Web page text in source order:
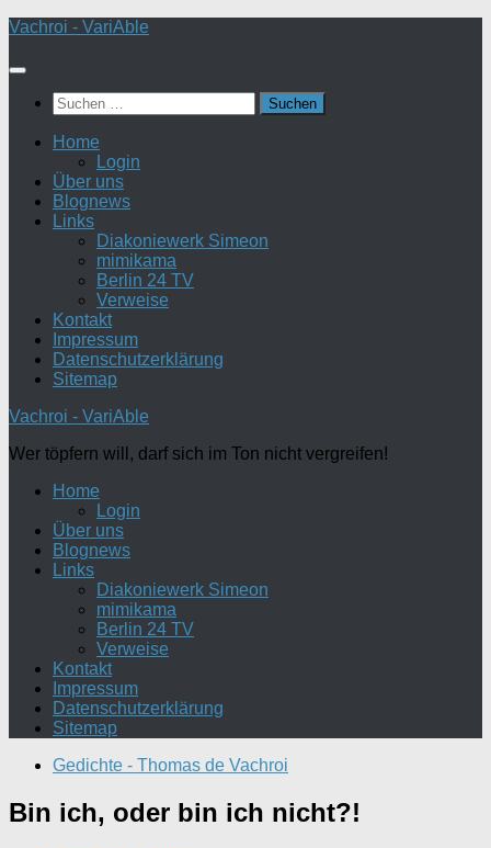
Zum
springen
Vachroi - VariAble
Suchen
nach:
Home
Login
Über uns
Blognews
Links
Diakoniewerk Simeon
mimikama
Berlin 24 TV
Verweise
Kontakt
Impressum
Datenschutzerklärung
Sitemap
Vachroi - VariAble
Wer töpfern will, darf sich im Ton nicht vergreifen!
Home
Login
Über uns
Blognews
Links
Diakoniewerk Simeon
mimikama
Berlin 24 TV
Verweise
Kontakt
Impressum
Datenschutzerklärung
Sitemap
Gedichte - Thomas de Vachroi
Bin ich, oder bin ich nicht?!